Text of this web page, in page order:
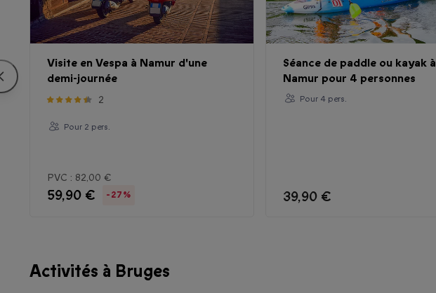
Visite en Vespa à Namur d'une
demi-journée
2
Pour 2 pers.
PVC : 82,00 €
59,90 € -27%
Séance de paddle ou kayak à
Namur pour 4 personnes
Pour 4 pers.
39,90 €
Activités à Bruges